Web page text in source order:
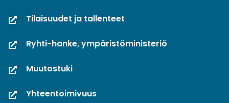
Tilaisuudet ja tallenteet
Ryhti-hanke, ympäristöministeriö
Muutostuki
Yhteentoimivuus